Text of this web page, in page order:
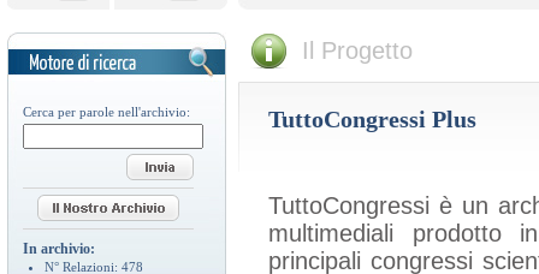
Cerca per parole nell'archivio:
In archivio:
N° Relazioni: 478
Il Progetto
TuttoCongressi Plus
TuttoCongressi è un
multimediali prodotto
principali congressi